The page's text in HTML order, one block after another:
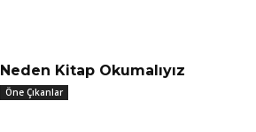
Neden Kitap Okumalıyız
Öne Çıkanlar